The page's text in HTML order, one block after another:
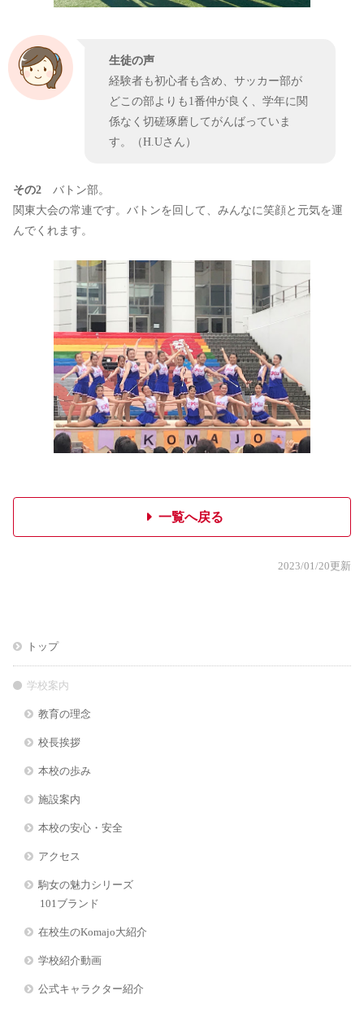
生徒の声
経験者も初心者も含め、サッカー部が
どこの部よりも1番仲が良く、学年に関
係なく切磋琢磨してがんばっていま
す。（H.Uさん）
その2 バトン部。
関東大会の常連です。バトンを回して、みんなに笑顔と元気を運
んでくれます。
一覧へ戻る
2023/01/20更新
トップ
学校案内
教育の理念
校長挨拶
本校の歩み
施設案内
本校の安心・安全
アクセス
駒女の魅力シリーズ
101ブランド
在校生のKomajo大紹介
学校紹介動画
公式キャラクター紹介